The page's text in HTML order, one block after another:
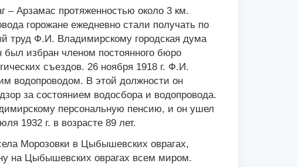
– Арзамас протяженностью около 3 км.
горожане ежедневно стали получать по
труд Ф.И. Владимирскому городская дума
был избран членом постоянного бюро
съездов. 26 ноября 1918 г. Ф.И.
водопроводом. В этой должности он
за состоянием водосбора и водопровода.
персональную пенсию, и он ушел
1932 г. в возрасте 89 лет.
Морозовки в Цыбышевских оврагах,
на Цыбышевских оврагах всем миром.